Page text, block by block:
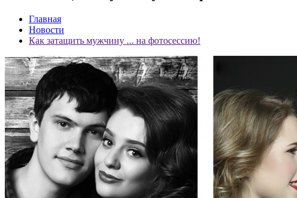
Главная
Новости
Как затащить мужчину ... на фотосессию!